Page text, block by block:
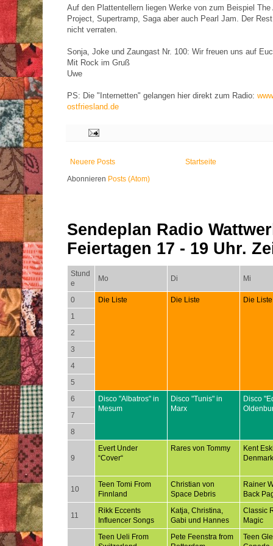
Auf den Plattentellern liegen Werke von zum Beispiel The
Project, Supertramp, Saga aber auch Pearl Jam. Der
nicht verraten.
Sonja, Joke und Zaungast Nr. 100: Wir freuen uns auf
Mit Rock im Gruß
Uwe
PS: Die "Internetten" gelangen hier direkt zum Radio:
ostfriesland.de
Neuere Posts
Startseite
Abonnieren Posts (Atom)
Sendeplan Radio
Feiertagen 17 - 19 Uhr.
Stund
e
Mo Di Mi
0 Die Liste Die Liste
Die Liste
1
2
3
4
5
6
Disco "Albatros" in
Mesum
Disco "Tunis" in
Marx
Disco
7
8
9
Evert Under
“Cover“
Rares von Tommy
Kent
Denmark
10
Teen Tomi From
Finnland
Christian von
Space Debris
Rainer
Back
11
Rikk Eccents
Influencer Songs
Katja, Christina,
Gabi und Hannes
Classic
Magic
Teen Ueli From
Pete Feenstra from
Teen